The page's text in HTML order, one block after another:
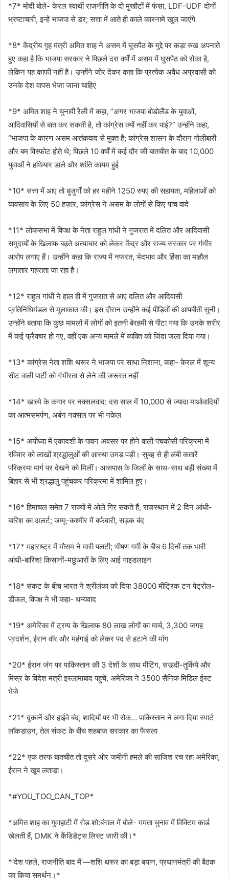
*7* मोदी बोले- केरल स्वार्थी राजनीति के दो मुखौटों में फंसा, LDF-UDF दोनों
भ्रष्टाचारी, इन्हें भाजपा से डर; सत्ता में आते ही काले कारनामे खुल जाएंगे
*8* केंद्रीय गृह मंत्री अमित शाह ने असम में घुसपैठ के मुद्दे पर कड़ा रुख अपनाते
हुए कहा है कि भाजपा सरकार ने पिछले दस वर्षों में असम में घुसपैठ को रोका है,
लेकिन यह काफी नहीं है। उन्होंने जोर देकर कहा कि प्रत्येक अवैध अप्रवासी को
उनके देश वापस भेजा जाना चाहिए
*9* अमित शाह ने चुनावी रैली में कहा, ”अगर भाजपा बोडोलैंड के युवाओं,
आदिवासियों से बात कर सकती है, तो कांग्रेस क्यों नहीं कर पाई?” उन्होंने कहा,
“भाजपा के कारण असम आतंकवाद से मुक्त है; कांग्रेस शासन के दौरान गोलीबारी
और बम विस्फोट होते थे; पिछले 10 वर्षों में कई दौर की बातचीत के बाद 10,000
युवाओं ने हथियार डाले और शांति कायम हुई
*10* सत्ता में आए तो बुजुर्गों को हर महीने 1250 रुपए की सहायता, महिलाओं को
व्यवसाय के लिए 50 हज़ार, कांग्रेस ने असम के लोगों से किए पांच वादे
*11* लोकसभा में विपक्ष के नेता राहुल गांधी ने गुजरात में दलित और आदिवासी
समुदायों के खिलाफ बढ़ते अत्याचार को लेकर केंद्र और राज्य सरकार पर गंभीर
आरोप लगाए हैं। उन्होंने कहा कि राज्य में नफरत, भेदभाव और हिंसा का माहौल
लगातार गहराता जा रहा है।
*12* राहुल गांधी ने हाल ही में गुजरात से आए दलित और आदिवासी
प्रतिनिधिमंडल से मुलाकात की। इस दौरान उन्होंने कई पीड़ितों की आपबीती सुनी।
उन्होंने बताया कि कुछ मामलों में लोगों को इतनी बेरहमी से पीटा गया कि उनके शरीर
में कई फ्रैक्चर हो गए, वहीं एक अन्य मामले में व्यक्ति को जिंदा जला दिया गया।
*13* कांग्रेस नेता शशि थरूर ने भाजपा पर साधा निशाना, कहा- केरल में शून्य
सीट वाली पार्टी को गंभीरता से लेने की जरूरत नहीं
*14* खात्मे के कगार पर नक्सलवाद: दस साल में 10,000 से ज्यादा माओवादियों
का आत्मसमर्पण, अर्बन नक्सल पर भी नकेल
*15* अयोध्या में एकादशी के पावन अवसर पर होने वाली पंचकोसी परिक्रमा में
रविवार को लाखों श्रद्धालुओं की आस्था उमड़ पड़ी। सुबह से ही लंबी कतारें
परिक्रमा मार्ग पर देखने को मिलीं। आसपास के जिलों के साथ-साथ बड़ी संख्या में
बिहार से भी श्रद्धालु पहुंचकर परिक्रमा में शामिल हुए।
*16* हिमाचल समेत 7 राज्यों में ओले गिर सकते हैं, राजस्थान में 2 दिन आंधी-
बारिश का अलर्ट; जम्मू-कश्मीर में बर्फबारी, सड़क बंद
*17* महाराष्ट्र में मौसम ने मारी पलटी; भीषण गर्मी के बीच 6 दिनों तक भारी
आंधी-बारिश! किसानों-मछुआरों के लिए आई गाइडलाइन
*18* संकट के बीच भारत ने श्रीलंका को दिया 38000 मीट्रिक टन पेट्रोल-
डीजल, विपक्ष ने भी कहा- धन्यवाद
*19* अमेरिका में ट्रम्प के खिलाफ 80 लाख लोगों का मार्च, 3,300 जगह
प्रदर्शन, ईरान वॉर और महंगाई को लेकर पद से हटाने की मांग
*20* ईरान जंग पर पाकिस्तान की 3 देशों के साथ मीटिंग, सऊदी-तुर्किये और
मिस्र के विदेश मंत्री इस्लामाबाद पहुंचे, अमेरिका ने 3500 सैनिक मिडिल ईस्ट
भेजे
*21* दुकानें और हाईवे बंद, शादियों पर भी रोक… पाकिस्तान ने लगा दिया स्मार्ट
लॉकडाउन, तेल संकट के बीच शहबाज सरकार का फैसला
*22* एक तरफ बातचीत तो दूसरे ओर जमीनी हमले की साजिश रच रहा अमेरिका,
ईरान ने खूब लताड़ा।
*#YOU_TOO_CAN_TOP*
*अमित शाह का गुवाहाटी में रोड शो:बंगाल में बोले- ममता चुनाव में विक्टिम कार्ड
खेलती हैं, DMK ने कैंडिडेट्स लिस्ट जारी की।*
*‘देश पहले, राजनीति बाद में’—शशि थरूर का बड़ा बयान, प्रधानमंत्री की बैठक
का किया समर्थन।*